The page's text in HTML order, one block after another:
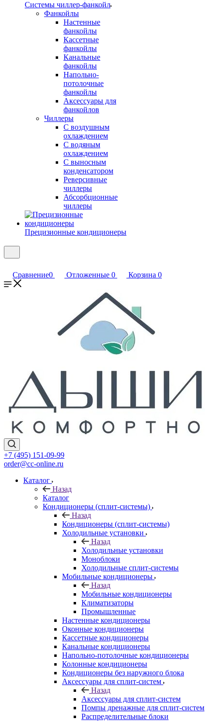
Системы чиллер-фанкойл
Фанкойлы
Настенные
фанкойлы
Кассетные
фанкойлы
Канальные
фанкойлы
Напольно-
потолочные
фанкойлы
Аксессуары для
фанкойлов
Чиллеры
С воздушным
охлаждением
С водяным
охлаждением
С выносным
конденсатором
Реверсивные
чиллеры
Абсорбционные
чиллеры
Прецизионные кондиционеры
Сравнение0 Отложенные 0 Корзина 0
+7 (495) 151-09-99
order@cc-online.ru
Каталог
Назад
Каталог
Кондиционеры (сплит-системы)
Назад
Кондиционеры (сплит-системы)
Холодильные установки
Назад
Холодильные установки
Моноблоки
Холодильные сплит-системы
Мобильные кондиционеры
Назад
Мобильные кондиционеры
Климатизаторы
Промышленные
Настенные кондиционеры
Оконные кондиционеры
Кассетные кондиционеры
Канальные кондиционеры
Напольно-потолочные кондиционеры
Колонные кондиционеры
Кондиционеры без наружного блока
Аксессуары для сплит-систем
Назад
Аксессуары для сплит-систем
Помпы дренажные для сплит-систем
Распределительные блоки